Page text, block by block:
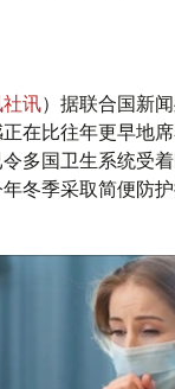
讯）据联合国新
在比往年更早地
多国卫生系统受
冬季采取简便防